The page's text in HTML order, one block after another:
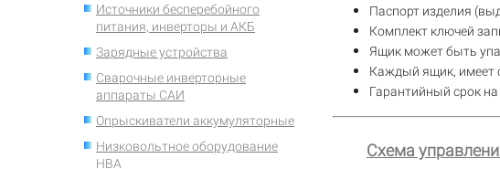
Источники бесперебойного
питания, инверторы и АКБ
Зарядные устройства
Сварочные инверторные
аппараты САИ
Опрыскиватели аккумуляторные
Низковольтное оборудование
НВА
Паспорт изделия
Комплект ключей
Ящик может быть
Каждый ящик, имеет
Гарантийный срок на
Схема